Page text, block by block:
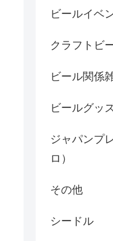
ビールイベ
クラフトビ
ビール関係
ビールグッ
ジャパンプ
ロ）
その他
シードル